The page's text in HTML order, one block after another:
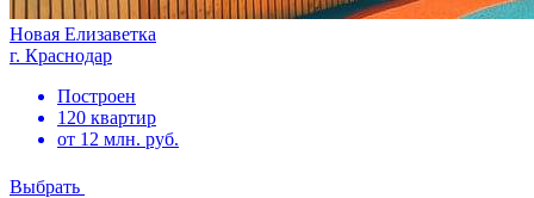
Новая Елизаветка
г. Краснодар
Построен
120 квартир
от 12 млн. руб.
Выбрать